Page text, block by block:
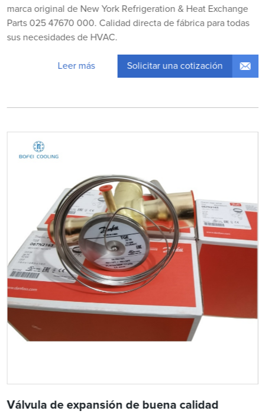
marca original de New York Refrigeration & Heat Exchange
Parts 025 47670 000. Calidad directa de fábrica para todas
sus necesidades de HVAC.
Leer más Solicitar una cotización
Válvula de expansión de buena calidad